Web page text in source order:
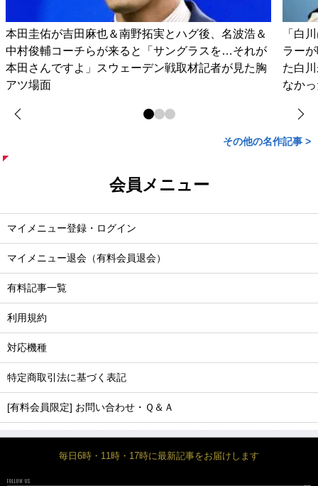
本田圭佑が吉田麻也＆南野拓実とハグ後、名波浩＆
中村俊輔コーチらが来ると「サングラスを…それが
本田さんですよ」スウェーデン戦取材記者が見た胸
アツ場面
「白
ラー
た白
なか
その他の名作記事 >
会員メニュー
マイメニュー登録・ログイン
マイメニュー退会（有料会員退会）
有料記事一覧
利用規約
対応機種
特定商取引法に基づく表記
[有料会員限定] お問い合わせ・Ｑ＆Ａ
毎日6時・11時・17時に最新記事をお届けします
FOLLOW US